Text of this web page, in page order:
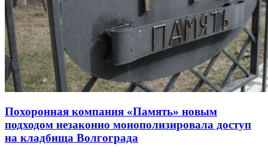
Похоронная компания «Память» новым
подходом незаконно монополизировала доступ
на кладбища Волгограда